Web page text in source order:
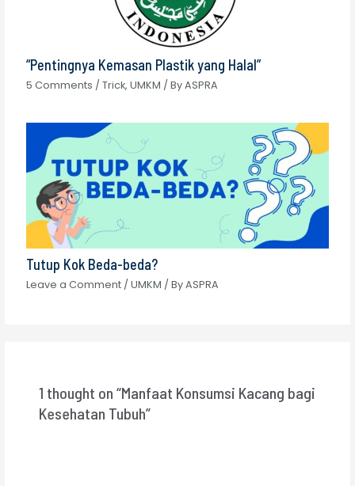
“Pentingnya Kemasan Plastik yang Halal”
5 Comments /Trick,UMKM / ByASPRA
Tutup Kok Beda-beda?
Leave a Comment /UMKM / ByASPRA
1 thought on “Manfaat Konsumsi Kacang bagi
Kesehatan Tubuh”